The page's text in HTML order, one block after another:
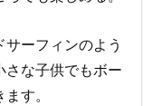
ーフィンのよう
さな子供でもボー
す。